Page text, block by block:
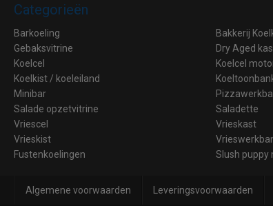
Categorieën
Barkoeling Bakkerij
Gebaksvitrine
Dry Aged
Koelcel
Koelcel
Koelkist / koeleiland
Minibar
Salade opzetvitrine
Saladette
Vriescel
Vrieskast
Vrieskist
Fustenkoelingen
Slush puppy
Algemene voorwaarden Leveringsvoorwaarden